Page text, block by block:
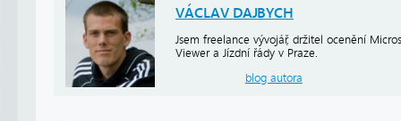
VÁCLAV DAJBYCH
Jsem freelance vývojář, držitel ocenění
Viewer a Jízdní řády v Praze.
blog autora